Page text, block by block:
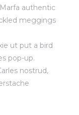
authentic
meggings
ut put a bird
pop-up.
nostrud,